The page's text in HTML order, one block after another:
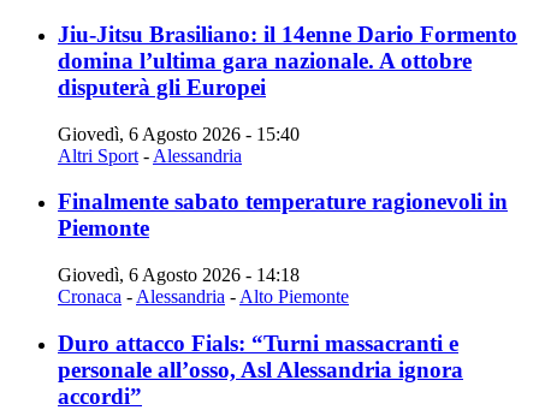
Jiu-Jitsu Brasiliano: il 14enne Dario Formento
domina l’ultima gara nazionale. A ottobre
disputerà gli Europei
Giovedì, 6 Agosto 2026 - 15:40
Altri Sport - Alessandria
Finalmente sabato temperature ragionevoli in
Piemonte
Giovedì, 6 Agosto 2026 - 14:18
Cronaca - Alessandria - Alto Piemonte
Duro attacco Fials: “Turni massacranti e
personale all’osso, Asl Alessandria ignora
accordi”